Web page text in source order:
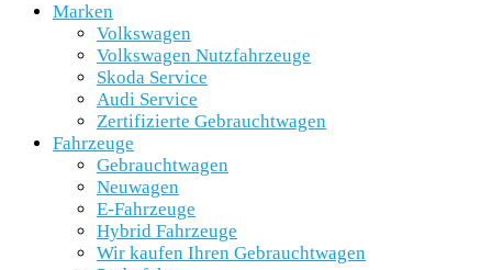
Marken
Volkswagen
Volkswagen Nutzfahrzeuge
Skoda Service
Audi Service
Zertifizierte Gebrauchtwagen
Fahrzeuge
Gebrauchtwagen
Neuwagen
E-Fahrzeuge
Hybrid Fahrzeuge
Wir kaufen Ihren Gebrauchtwagen